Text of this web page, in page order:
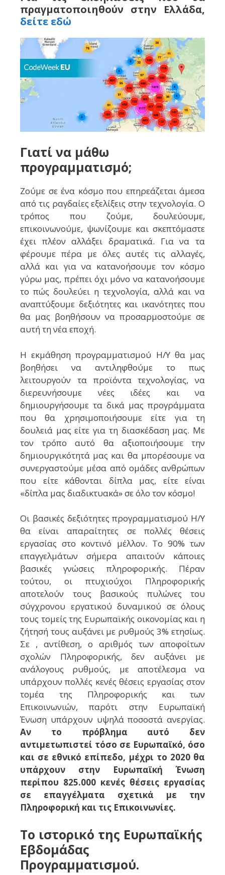
πραγματοποιηθούν στην Ελλάδα,
δείτε εδώ
Γιατί να μάθω
προγραμματισμό;
Ζούμε σε ένα κόσμο που επηρεάζεται άμεσα
από τις ραγδαίες εξελίξεις στην τεχνολογία. Ο
τρόπος που ζούμε, δουλεύουμε,
επικοινωνούμε, ψωνίζουμε και σκεπτόμαστε
έχει πλέον αλλάξει δραματικά. Για να τα
φέρουμε πέρα με όλες αυτές τις αλλαγές,
αλλά και για να κατανοήσουμε τον κόσμο
γύρω μας, πρέπει όχι μόνο να κατανοήσουμε
το πώς δουλεύει η τεχνολογία, αλλά και να
αναπτύξουμε δεξιότητες και ικανότητες που
θα μας βοηθήσουν να προσαρμοστούμε σε
αυτή τη νέα εποχή.
Η εκμάθηση προγραμματισμού Η/Υ θα μας
βοηθήσει να αντιληφθούμε το πως
λειτουργούν τα προϊόντα τεχνολογίας, να
διερευνήσουμε νέες ιδέες και να
δημιουργήσουμε τα δικά μας προγράμματα
που θα χρησιμοποιήσουμε είτε για τη
δουλειά μας είτε για τη διασκέδαση μας. Με
τον τρόπο αυτό θα αξιοποιήσουμε την
δημιουργικότητά μας και θα μπορέσουμε να
συνεργαστούμε μέσα από ομάδες ανθρώπων
που είτε κάθονται δίπλα μας, είτε είναι
«δίπλα μας διαδικτυακά» σε όλο τον κόσμο!
Οι βασικές δεξιότητες προγραμματισμού Η/Υ
θα είναι απαραίτητες σε πολλές θέσεις
εργασίας στο κοντινό μέλλον. Το 90% των
επαγγελμάτων σήμερα απαιτούν κάποιες
βασικές γνώσεις πληροφορικής. Πέραν
τούτου, οι πτυχιούχοι Πληροφορικής
αποτελούν τους βασικούς πυλώνες του
σύγχρονου εργατικού δυναμικού σε όλους
τους τομείς της Ευρωπαϊκής οικονομίας και η
ζήτησή τους αυξάνει με ρυθμούς 3% ετησίως.
Σε , αντίθεση, ο αριθμός των αποφοίτων
σχολών Πληροφορικής, δεν αυξάνει με
ανάλογους ρυθμούς, με αποτέλεσμα να
υπάρχουν πολλές κενές θέσεις εργασίας στον
τομέα της Πληροφορικής και των
Επικοινωνιών, παρότι στην Ευρωπαϊκή
Ένωση υπάρχουν υψηλά ποσοστά ανεργίας.
Αν το πρόβλημα αυτό δεν
αντιμετωπιστεί τόσο σε Ευρωπαϊκό, όσο
και σε εθνικό επίπεδο, μέχρι το 2020 θα
υπάρχουν στην Ευρωπαϊκή Ένωση
περίπου 825.000 κενές θέσεις εργασίας
σε επαγγέλματα σχετικά με την
Πληροφορική και τις Επικοινωνίες.
Το ιστορικό της Ευρωπαϊκής
Εβδομάδας
Προγραμματισμού.